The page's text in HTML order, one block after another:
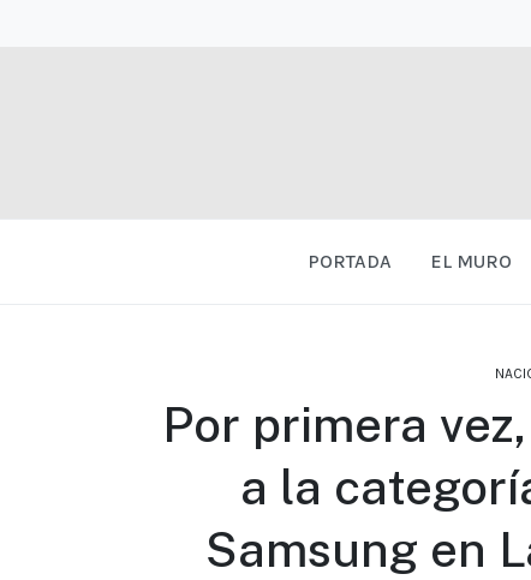
PORTADA EL MURO
Por primera
a la
Samsung en